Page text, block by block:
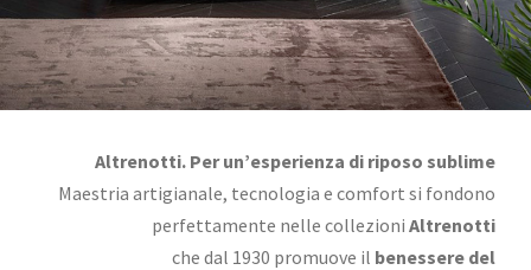
Altrenotti. Per un’esperienza di riposo sublime
Maestria artigianale, tecnologia e comfort si fondono
perfettamente nelle collezioni Altrenotti
che dal 1930 promuove il benessere del